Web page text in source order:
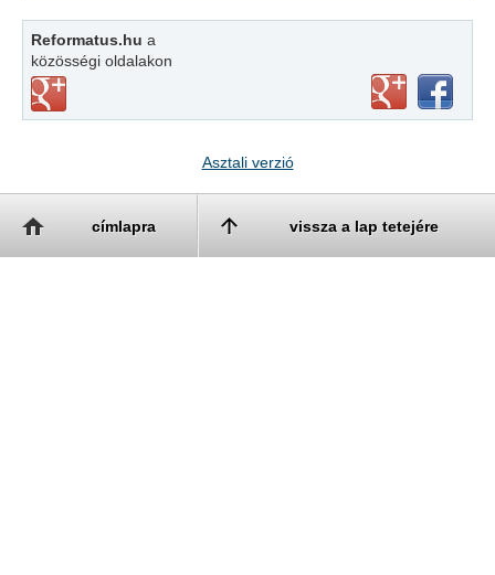
Reformatus.hu a
közösségi oldalakon
Asztali verzió
címlapra vissza a lap tetejére